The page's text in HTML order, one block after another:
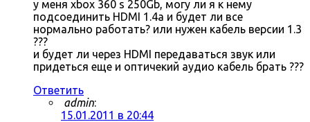
у меня xbox 360 s 250Gb, могу ли я к нему
подсоединить HDMI 1.4a и будет ли все
нормально работать? или нужен кабель версии 1.3
???
и будет ли через HDMI передаваться звук или
придеться еще и оптичекий аудио кабель брать ???
Ответить
admin:
15.01.2011 в 20:44